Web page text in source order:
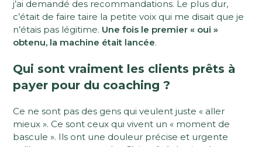
j’ai demandé des recommandations. Le plus dur,
c’était de faire taire la petite voix qui me disait que je
n’étais pas légitime. Une fois le premier « oui »
obtenu, la machine était lancée.
Qui sont vraiment les clients prêts à
payer pour du coaching ?
Ce ne sont pas des gens qui veulent juste « aller
mieux ». Ce sont ceux qui vivent un « moment de
bascule ». Ils ont une douleur précise et urgente